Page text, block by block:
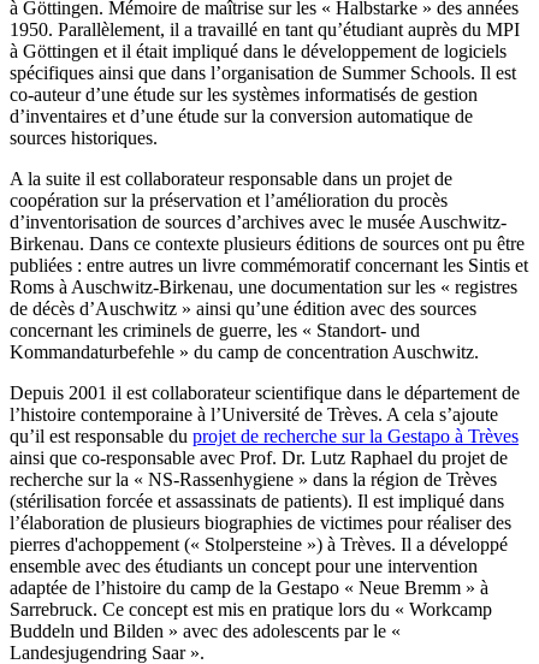
à Göttingen. Mémoire de maîtrise sur les « Halbstarke » des années
1950. Parallèlement, il a travaillé en tant qu’étudiant auprès du MPI
à Göttingen et il était impliqué dans le développement de logiciels
spécifiques ainsi que dans l’organisation de Summer Schools. Il est
co-auteur d’une étude sur les systèmes informatisés de gestion
d’inventaires et d’une étude sur la conversion automatique de
sources historiques.
A la suite il est collaborateur responsable dans un projet de
coopération sur la préservation et l’amélioration du procès
d’inventorisation de sources d’archives avec le musée Auschwitz-
Birkenau. Dans ce contexte plusieurs éditions de sources ont pu être
publiées : entre autres un livre commémoratif concernant les Sintis et
Roms à Auschwitz-Birkenau, une documentation sur les « registres
de décès d’Auschwitz » ainsi qu’une édition avec des sources
concernant les criminels de guerre, les « Standort- und
Kommandaturbefehle » du camp de concentration Auschwitz.
Depuis 2001 il est collaborateur scientifique dans le département de
l’histoire contemporaine à l’Université de Trèves. A cela s’ajoute
qu’il est responsable du projet de recherche sur la Gestapo à Trèves
ainsi que co-responsable avec Prof. Dr. Lutz Raphael du projet de
recherche sur la « NS-Rassenhygiene » dans la région de Trèves
(stérilisation forcée et assassinats de patients). Il est impliqué dans
l’élaboration de plusieurs biographies de victimes pour réaliser des
pierres d'achoppement (« Stolpersteine ») à Trèves. Il a développé
ensemble avec des étudiants un concept pour une intervention
adaptée de l’histoire du camp de la Gestapo « Neue Bremm » à
Sarrebruck. Ce concept est mis en pratique lors du « Workcamp
Buddeln und Bilden » avec des adolescents par le «
Landesjugendring Saar ».